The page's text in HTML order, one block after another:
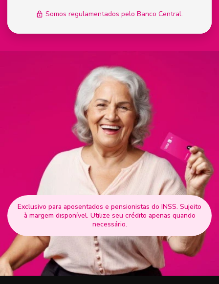
Somos regulamentados pelo Banco Central.
Exclusivo para aposentados e pensionistas do INSS. Sujeito
à margem disponível. Utilize seu crédito apenas quando
necessário.